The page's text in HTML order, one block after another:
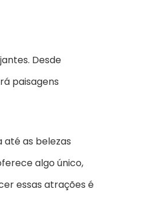
Desde
paisagens
até as belezas
algo único,
essas atrações é